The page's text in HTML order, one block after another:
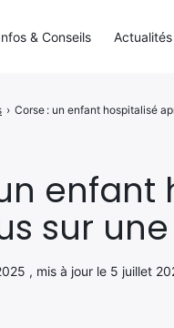
sur
, mis à jour le 5 juillet
› Corse : un enfant hospitalisé
& Conseils